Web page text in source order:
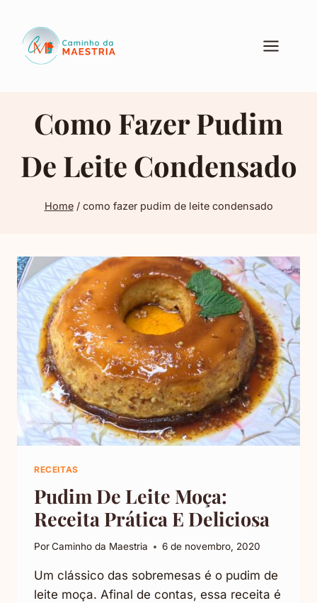
Conteúdo
Como Fazer Pudim
De Leite Condensado
Home / como fazer pudim de leite condensado
RECEITAS
Pudim De Leite Moça:
Receita Prática E Deliciosa
PorCaminho da Maestria 6 de novembro, 2020
Um clássico das sobremesas é o pudim de
leite moça. Afinal de contas, essa receita é